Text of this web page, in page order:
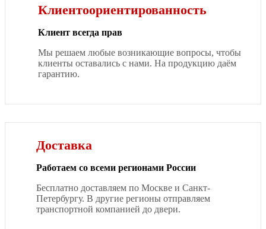
Клиентоориентированность
Клиент всегда прав
Мы решаем любые возникающие вопросы, чтобы
клиенты оставались с нами. На продукцию даём
гарантию.
Доставка
Работаем со всеми регионами России
Бесплатно доставляем по Москве и Санкт-
Петербургу. В другие регионы отправляем
транспортной компанией до двери.